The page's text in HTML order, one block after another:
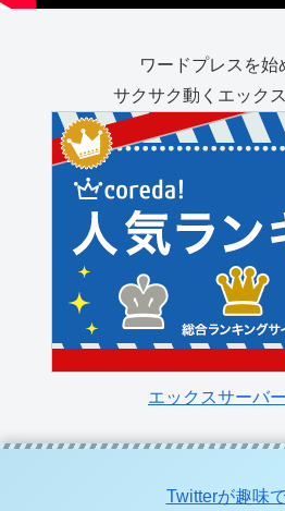
ワードプレスを始
サクサク動くエック
エックスサーバ
Twitterが趣味